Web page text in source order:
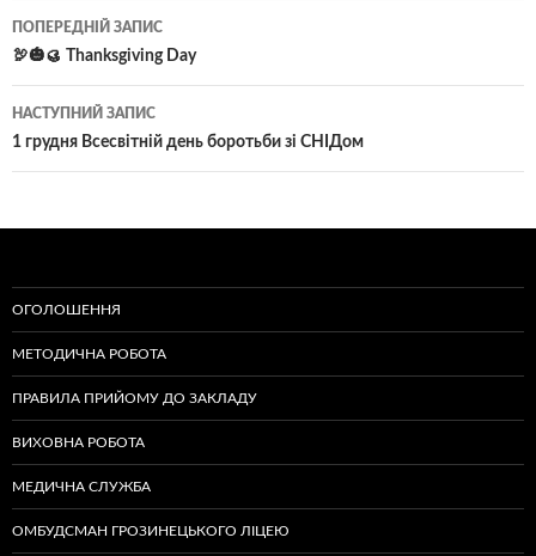
Навігація
по
записам
ПОПЕРЕДНІЙ ЗАПИС
🦃🎃🥮 Thanksgiving Day
НАСТУПНИЙ ЗАПИС
1 грудня Всесвітній день боротьби зі СНІДом
ОГОЛОШЕННЯ
МЕТОДИЧНА РОБОТА
ПРАВИЛА ПРИЙОМУ ДО ЗАКЛАДУ
ВИХОВНА РОБОТА
МЕДИЧНА СЛУЖБА
ОМБУДСМАН ГРОЗИНЕЦЬКОГО ЛІЦЕЮ